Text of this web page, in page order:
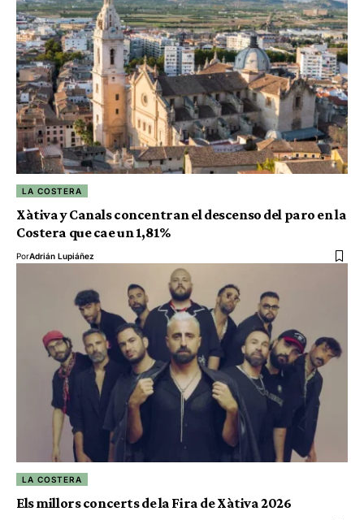
LA COSTERA
Xàtiva y Canals concentran el descenso del paro en la
Costera que cae un 1,81%
PorAdrián Lupiáñez
LA COSTERA
Els millors concerts de la Fira de Xàtiva 2026